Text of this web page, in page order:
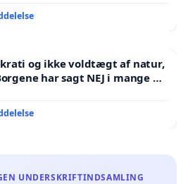
og ikke voldtægt af natur,
har sagt NEJ i mange år.
UNDERSKRIFTINDSAMLING